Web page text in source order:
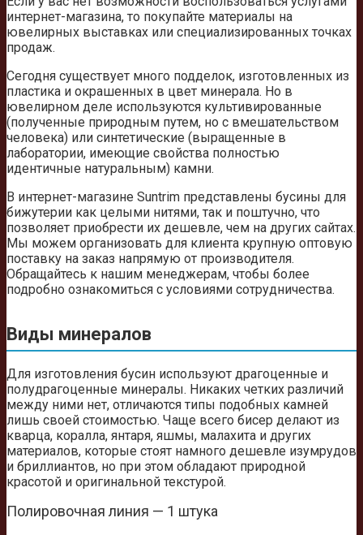
интернет-магазина, то покупайте материалы на
ювелирных выставках или специализированных точках
продаж.
Сегодня существует много подделок, изготовленных из
пластика и окрашенных в цвет минерала. Но в
ювелирном деле используются культивированные
(полученные природным путем, но с вмешательством
человека) или синтетические (выращенные в
лаборатории, имеющие свойства полностью
идентичные натуральным) камни.
В интернет-магазине Suntrim представлены бусины для
бижутерии как целыми нитями, так и поштучно, что
позволяет приобрести их дешевле, чем на других сайтах.
Мы можем организовать для клиента крупную оптовую
поставку на заказ напрямую от производителя.
Обращайтесь к нашим менеджерам, чтобы более
подробно ознакомиться с условиями сотрудничества.
Виды минералов
Для изготовления бусин используют драгоценные и
полудрагоценные минералы. Никаких четких различий
между ними нет, отличаются типы подобных камней
лишь своей стоимостью. Чаще всего бисер делают из
кварца, коралла, янтаря, яшмы, малахита и других
материалов, которые стоят намного дешевле изумрудов
и бриллиантов, но при этом обладают природной
красотой и оригинальной текстурой.
Полировочная линия — 1 штука